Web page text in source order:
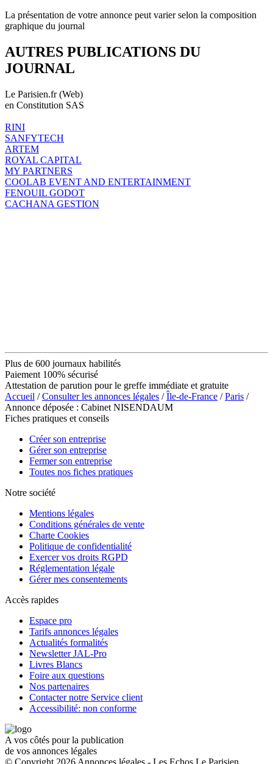
La présentation de votre annonce peut varier selon la composition
graphique du journal
AUTRES PUBLICATIONS DU
JOURNAL
Le Parisien.fr (Web)
en Constitution SAS
RINI
SANFYTECH
ARTEM
ROYAL CAPITAL
MY PARTNERS
COOLAB EVENT AND ENTERTAINMENT
FENOUIL GODOT
CACHANA GESTION
Plus de 600 journaux habilités
Paiement 100% sécurisé
Attestation de parution pour le greffe immédiate et gratuite
Accueil /Consulter les annonces légales /Île-de-France /Paris /
Annonce déposée : Cabinet NISENDAUM
Fiches pratiques et conseils
Créer son entreprise
Gérer son entreprise
Fermer son entreprise
Toutes nos fiches pratiques
Notre société
Mentions légales
Conditions générales de vente
Charte Cookies
Politique de confidentialité
Exercer vos droits RGPD
Réglementation légale
Gérer mes consentements
Accès rapides
Espace pro
Tarifs annonces légales
Actualités formalités
Newsletter JAL-Pro
Livres Blancs
Foire aux questions
Nos partenaires
Contacter notre Service client
Accessibilité: non conforme
A vos côtés pour la publication
de vos annonces légales
© Copyright 2026 Annonces légales - Les Echos Le Parisien